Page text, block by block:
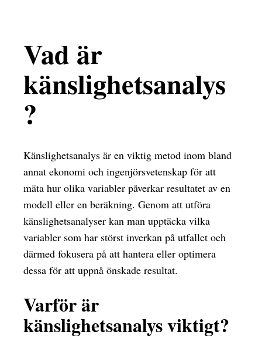
Vad är
känslighetsanalys
?
Känslighetsanalys är en viktig metod inom bland
annat ekonomi och ingenjörsvetenskap för att
mäta hur olika variabler påverkar resultatet av en
modell eller en beräkning. Genom att utföra
känslighetsanalyser kan man upptäcka vilka
variabler som har störst inverkan på utfallet och
därmed fokusera på att hantera eller optimera
dessa för att uppnå önskade resultat.
Varför är
känslighetsanalys viktigt?